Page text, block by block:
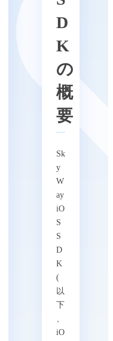
D
K
の
概
要
Sk
y
W
ay
iO
S
S
D
K
(
以
下
、
iO